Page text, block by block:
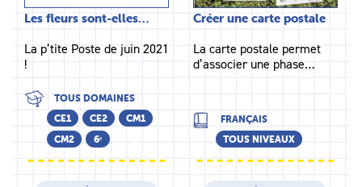
Les fleurs sont-elles…
La p’tite Poste de juin 2021
!
TOUS DOMAINES
CE1
CE2
CM1
CM2
6ᵉ
Créer une carte postale
La carte postale permet
d’associer une phase…
FRANÇAIS
TOUS NIVEAUX